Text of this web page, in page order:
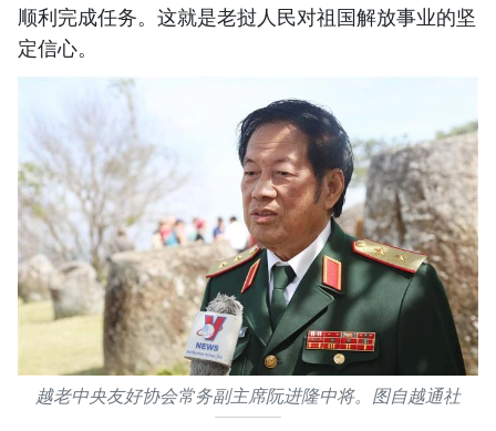
顺利完成任务。这就是老挝人民对祖国解放事业的坚
定信心。
越老中央友好协会常务副主席阮进隆中将。图自越通社